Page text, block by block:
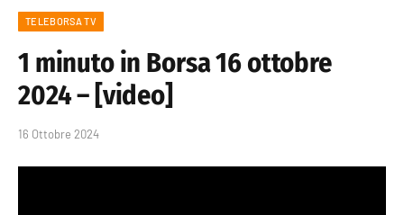
TELEBORSA TV
1 minuto in Borsa 16 ottobre
2024 – [video]
16 Ottobre 2024